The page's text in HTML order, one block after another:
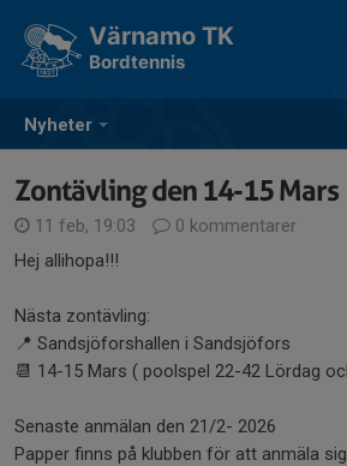
Nyheter
Värnamo TK
Bordtennis
Zontävling den 14-15 Mars
11 feb, 19:03
0 kommentarer
Hej allihopa!!!
Nästa zontävling:
📍 Sandsjöforshallen i Sandsjöfors
📆 14-15 Mars ( poolspel 22-42 Lördag
Senaste anmälan den 21/2- 2026
Papper finns på klubben för att anmäla